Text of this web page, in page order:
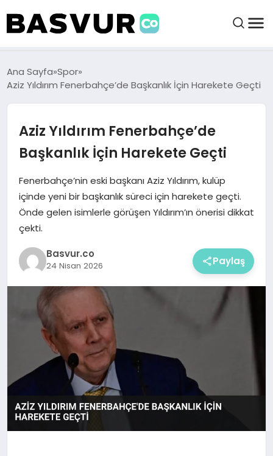
BAŞVURULAR
BAYILIKLER
İŞ FIKIRLERI
KRIPTO HABER
Ana Sayfa Spor
Aziz Yıldırım Fenerbahçe’de Başkanlık İçin Harekete Geçti
Aziz Yıldırım Fenerbahçe’de
Başkanlık İçin Harekete Geçti
Fenerbahçe’nin eski başkanı Aziz Yıldırım, kulüp
içinde yeni bir başkanlık süreci için harekete geçti.
Önde gelen isimlerle görüşen Yıldırım’ın önerisi dikkat
çekti.
Basvur.co
24 Nisan 2026 Paylaş